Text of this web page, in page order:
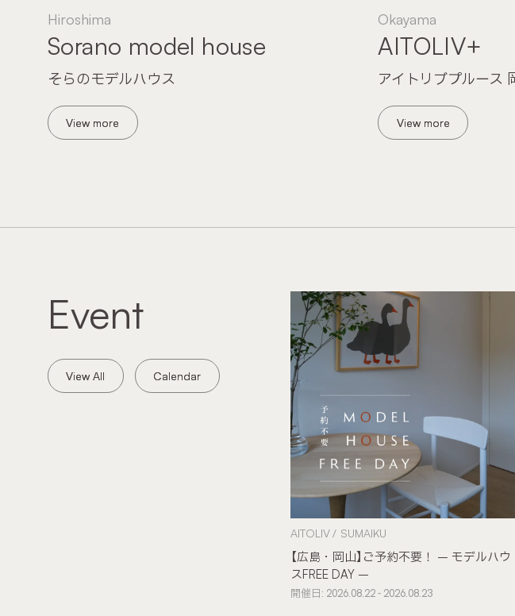
Hiroshima
そらのモデルハウス
Sorano model house
View more
View more
Okayama
アイトリブプルース
AITOLIV+
View more
View more
Event
View All
View All Calendar
Calendar
【広島・岡山】ご予約不要！ – モデルハウ
スFREE DAY –
AITOLIV SUMAIKU
開催日: 2026.08.22 - 2026.08.23